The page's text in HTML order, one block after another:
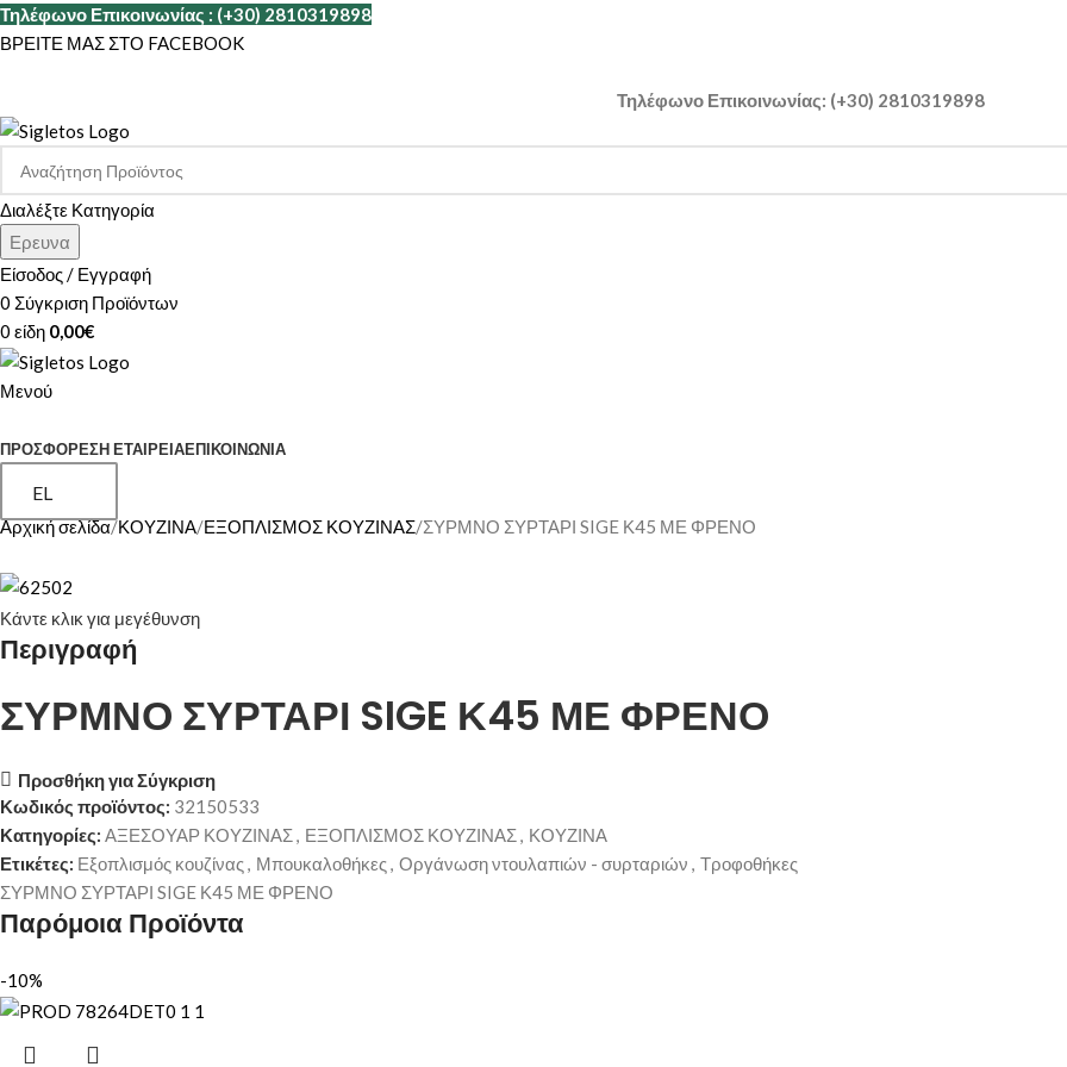
Τηλέφωνο Επικοινωνίας : (+30) 2810319898
ΒΡΕΙΤΕ ΜΑΣ ΣΤΟ FACEBOOK
Τηλέφωνο Επικοινωνίας: (+30) 2810319898
Διαλέξτε Κατηγορία
Ερευνα
Είσοδος / Εγγραφή
0 Σύγκριση Προϊόντων
0 είδη 0,00€
Μενού
ΠΡΟΣΦΟΡΕΣΗ ΕΤΑΙΡΕΊΑΕΠΙΚΟΙΝΩΝΊΑ
EL
Αρχική σελίδα ΚΟΥΖΙΝΑ ΕΞΟΠΛΙΣΜΟΣ ΚΟΥΖΙΝΑΣ ΣΥΡΜΝΟ ΣΥΡΤΑΡΙ SIGE Κ45 ΜΕ ΦΡΕΝΟ
Κάντε κλικ για μεγέθυνση
Περιγραφή
ΣΥΡΜΝΟ ΣΥΡΤΑΡΙ SIGE Κ45 ΜΕ ΦΡΕΝΟ
Προσθήκη για Σύγκριση
Κωδικός προϊόντος: 32150533
Κατηγορίες: ΑΞΕΣΟΥΑΡ ΚΟΥΖΙΝΑΣ, ΕΞΟΠΛΙΣΜΟΣ ΚΟΥΖΙΝΑΣ, ΚΟΥΖΙΝΑ
Ετικέτες: Εξοπλισμός κουζίνας, Μπουκαλοθήκες, Οργάνωση ντουλαπιών - συρταριών , Τροφοθήκες
ΣΥΡΜΝΟ ΣΥΡΤΑΡΙ SIGE Κ45 ΜΕ ΦΡΕΝΟ
Παρόμοια Προϊόντα
-10%